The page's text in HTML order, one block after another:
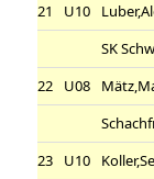
21
U10
SK
22
U08
23
U10